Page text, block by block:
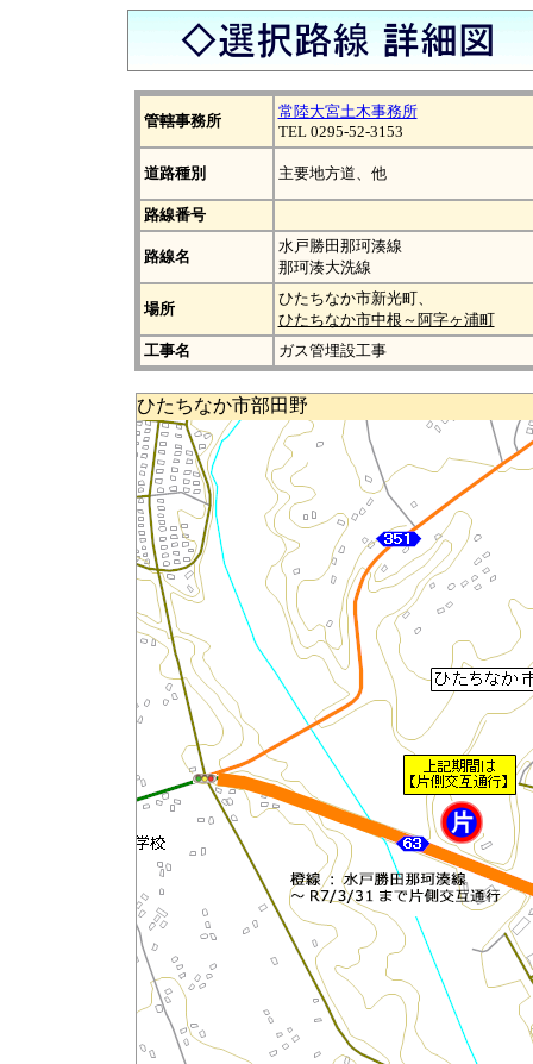
管轄事務所
常陸大宮土木事務所
TEL 0295-52-3153
道路種別 主要地方道、他
路線番号
路線名
水戸勝田那珂湊線
那珂湊大洗線
場所
ひたちなか市新光町、
ひたちなか市中根～阿字ヶ浦町
工事名
ガス管埋設工事
ひたちなか市部田野